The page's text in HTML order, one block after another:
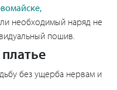
необходимый наряд не
пошив.
без ущерба нервам и